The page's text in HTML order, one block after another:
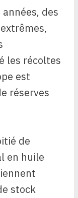
des
les récoltes
est
réserves
de
en huile
stock